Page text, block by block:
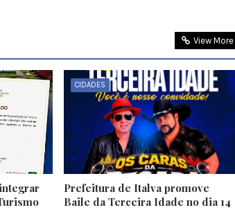
View More
CIDADES
Prefeitura de Italva promove
Baile da Terceira Idade no dia 14